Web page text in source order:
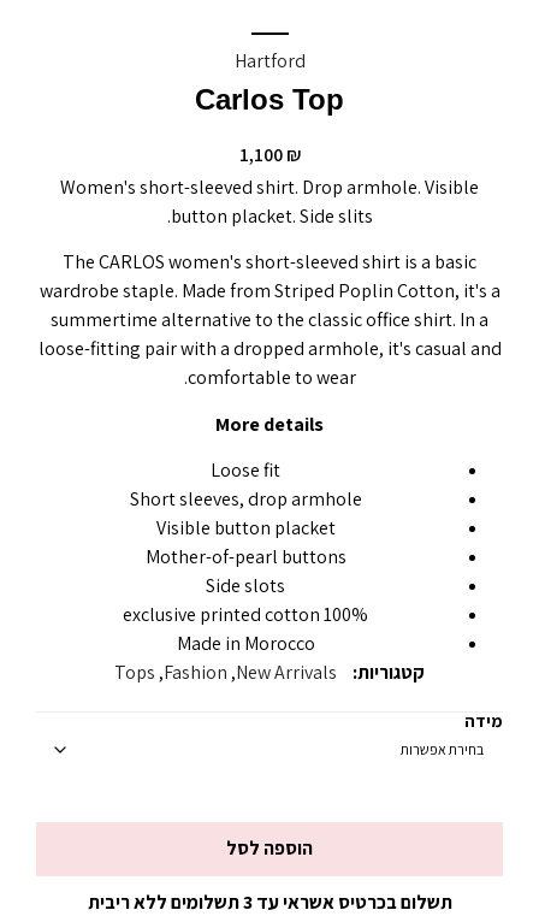
Hartford
Carlos Top
1,100₪
Women's short-sleeved shirt. Drop armhole. Visible
button placket. Side slits.
The CARLOS women's short-sleeved shirt is a basic
wardrobe staple. Made from Striped Poplin Cotton, it's a
summertime alternative to the classic office shirt. In a
loose-fitting pair with a dropped armhole, it's casual and
comfortable to wear.
More details
Loose fit
Short sleeves, drop armhole
Visible button placket
Mother-of-pearl buttons
Side slots
100% exclusive printed cotton
Made in Morocco
קטגוריות:
New Arrivals
,
Fashion
,
Tops
מידה
הוספה לסל
תשלום בכרטיס אשראי עד 3 תשלומים ללא ריבית